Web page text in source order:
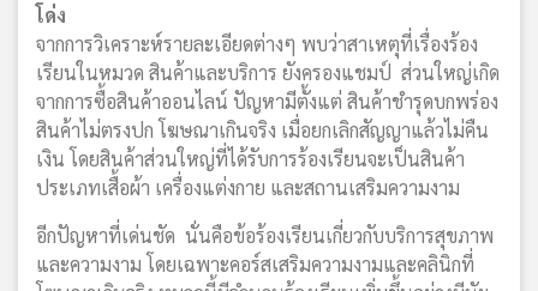
โด่ง
จากการวิเคราะห์รายละเอียดต่างๆ พบว่าสาเหตุที่เรื่องร้อง
เรียนในหมวด สินค้าและบริการ ยังครองแชมป์ ส่วนใหญ่เกิด
จากการซื้อสินค้าออนไลน์ ปัญหามีตั้งแต่ สินค้าชำรุดบกพร่อง
สินค้าไม่ตรงปก โฆษณาเกินจริง เมื่อยกเลิกสัญญาแล้วไม่คืน
เงิน โดยสินค้าส่วนใหญ่ที่ได้รับการร้องเรียนจะเป็นสินค้า
ประเภทเสื้อผ้า เครื่องแต่งกาย และสถานเสริมความงาม
อีกปัญหาที่เด่นชัด นั่นคือข้อร้องเรียนเกี่ยวกับบริการสุขภาพ
และความงาม โดยเฉพาะคอร์สเสริมความงามและคลินิกที่